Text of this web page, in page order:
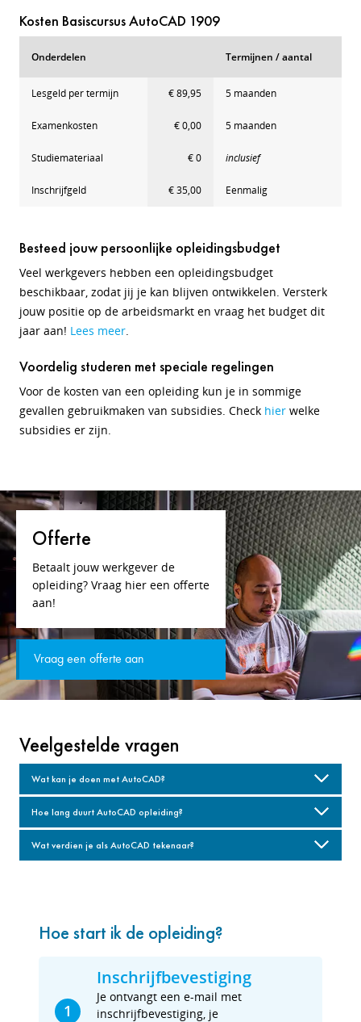
Kosten Basiscursus AutoCAD 1909
Onderdelen Termijnen / aantal
Lesgeld per termijn € 89,95 5 maanden
Examenkosten € 0,00 5 maanden
Studiemateriaal € 0 inclusief
Inschrijfgeld € 35,00 Eenmalig
Besteed jouw persoonlijke opleidingsbudget
Veel werkgevers hebben een opleidingsbudget
beschikbaar, zodat jij je kan blijven ontwikkelen. Versterk
jouw positie op de arbeidsmarkt en vraag het budget dit
jaar aan! Lees meer.
Voordelig studeren met speciale regelingen
Voor de kosten van een opleiding kun je in sommige
gevallen gebruikmaken van subsidies. Check hier welke
subsidies er zijn.
Offerte
Betaalt jouw werkgever de
opleiding? Vraag hier een offerte
aan!
Vraag een offerte aan
Veelgestelde vragen
Wat kan je doen met AutoCAD?
Hoe lang duurt AutoCAD opleiding?
Wat verdien je als AutoCAD tekenaar?
Hoe start ik de opleiding?
1
Inschrijfbevestiging
Je ontvangt een e-mail met
inschrijfbevestiging, je